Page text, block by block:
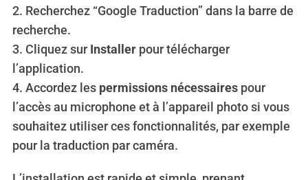
2. Recherchez “Google Traduction” dans la barre de
recherche.
3. Cliquez sur Installerpour télécharger
l’application.
4. Accordez les permissions nécessairespour
l’accès au microphone et à l’appareil photo si vous
souhaitez utiliser ces fonctionnalités, par exemple
pour la traduction par caméra.